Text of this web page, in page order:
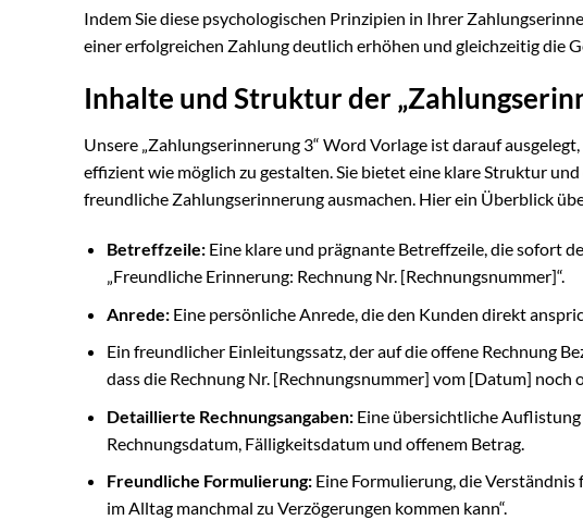
Indem Sie diese psychologischen Prinzipien in Ihrer
einer erfolgreichen Zahlung deutlich erhöhen und gleichzeitig die
Inhalte und Struktur der
Unsere „Zahlungserinnerung 3“ Word Vorlage ist darauf
effizient wie möglich zu gestalten. Sie bietet eine klare Struktur
freundliche Zahlungserinnerung ausmachen. Hier ein Überblick
Betreffzeile:Eine klare und prägnante Betreffzeile, die sofort
„Freundliche Erinnerung: Rechnung Nr. [Rechnungsnummer]“.
Anrede:Eine persönliche Anrede, die den Kunden direkt
Ein freundlicher Einleitungssatz, der auf die offene Rechnung
dass die Rechnung Nr. [Rechnungsnummer] vom [Datum] noch
Detaillierte Rechnungsangaben:Eine übersichtliche Auflistung
Rechnungsdatum, Fälligkeitsdatum und offenem Betrag.
Freundliche Formulierung:Eine Formulierung, die Verständnis
im Alltag manchmal zu Verzögerungen kommen kann“.